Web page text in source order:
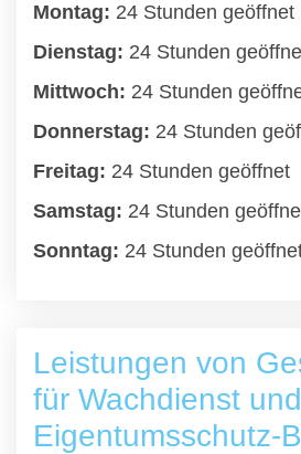
Montag: 24 Stunden geöffnet
Dienstag: 24 Stunden
Mittwoch: 24 Stunden
Donnerstag: 24 Stunden
Freitag: 24 Stunden geöffnet
Samstag: 24 Stunden
Sonntag: 24 Stunden
Leistungen von
für Wachdienst und
Eigentumsschutz-